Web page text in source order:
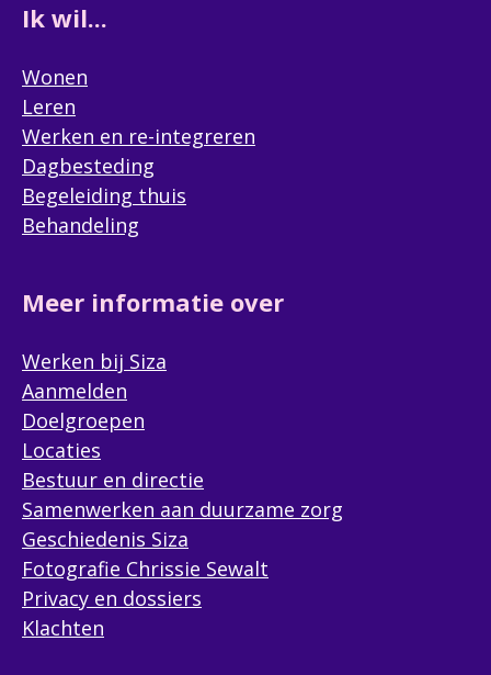
Ik wil...
Wonen
Leren
Werken en re-integreren
Dagbesteding
Begeleiding thuis
Behandeling
Meer informatie over
Werken bij Siza
Aanmelden
Doelgroepen
Locaties
Bestuur en directie
Samenwerken aan duurzame zorg
Geschiedenis Siza
Fotografie Chrissie Sewalt
Privacy en dossiers
Klachten